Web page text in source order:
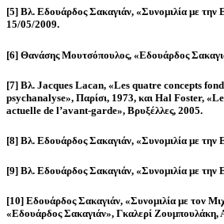
[5] Βλ. Εδουάρδος Σακαγιάν, «Συνομιλία με την
15/05/2009.
[6] Θανάσης Μουτσόπουλος, «Εδουάρδος
[7] Βλ. Jacques Lacan, «Les quatre concepts
psychanalyse», Παρίσι, 1973, και Hal Foster,
actuelle de l’avant-garde», Βρυξέλλες, 2005.
[8] Βλ. Εδουάρδος Σακαγιάν, «Συνομιλία με την
[9] Βλ. Εδουάρδος Σακαγιάν, «Συνομιλία με την
[10] Εδουάρδος Σακαγιάν, «Συνομιλία με τον
«Εδουάρδος Σακαγιάν», Γκαλερί Ζουμπουλάκη,